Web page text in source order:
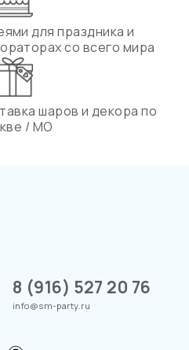
для праздника и
со всего мира
шаров и декора по
/ МО
8 (916) 527 20 76
info@sm-party.ru